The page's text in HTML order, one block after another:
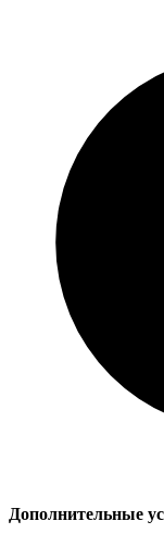
Дополнительные